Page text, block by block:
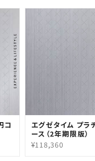
コ
エグゼタイム プ
ース（2年期限版）
¥118,360